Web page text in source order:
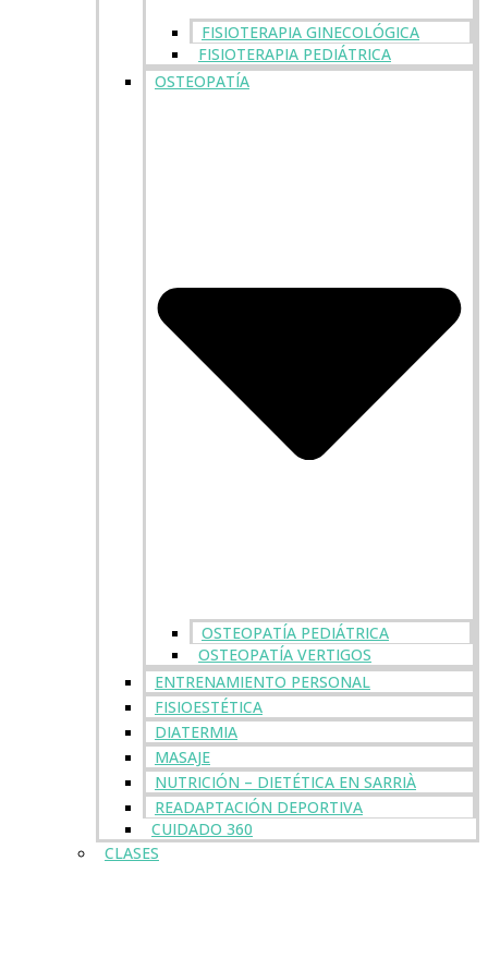
FISIOTERAPIA GINECOLÓGICA
FISIOTERAPIA PEDIÁTRICA
OSTEOPATÍA
OSTEOPATÍA PEDIÁTRICA
OSTEOPATÍA VERTIGOS
ENTRENAMIENTO PERSONAL
FISIOESTÉTICA
DIATERMIA
MASAJE
NUTRICIÓN – DIETÉTICA EN SARRIÀ
READAPTACIÓN DEPORTIVA
CUIDADO 360
CLASES